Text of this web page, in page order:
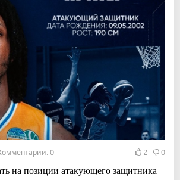
0 2 0
на позиции атакующего защитника